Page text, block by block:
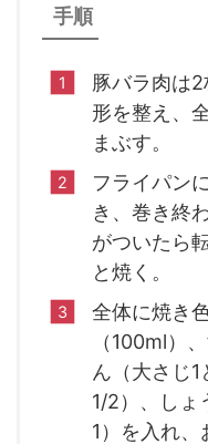
手順
豚バラ肉は
形を整え、
まぶす。
フライパン
き、巻き終
がついたら
と焼く。
全体に焼き
（100ml）
ん（大さじ1
1/2）、しょ
1）を入れ